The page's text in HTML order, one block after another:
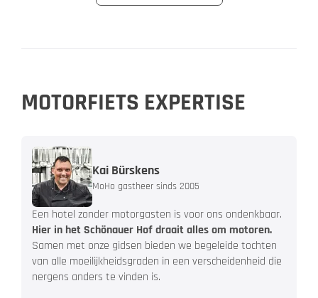
MOTORFIETS EXPERTISE
Kai Bürskens
MoHo gastheer sinds 2005
Een hotel zonder motorgasten is voor ons ondenkbaar.
Hier in het Schönauer Hof draait alles om motoren.
Samen met onze gidsen bieden we begeleide tochten
van alle moeilijkheidsgraden in een verscheidenheid die
nergens anders te vinden is.